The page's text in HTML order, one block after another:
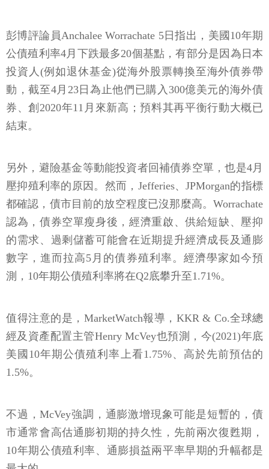
彭博評論員Anchalee Worrachate 5日指出，美國10年期
公債殖利率4月下跌最多20個基點，有部分是因為日本
投資人(例如退休基金)從海外股票轉換至海外債券帶
動，截至4月23日為止他們已購入300億美元的海外債
券、創2020年11月來新高；預料其再平衡行動大概已
結束。
另外，避險基金等動能投資者回補債券空單，也是4月
壓抑殖利率的原因。然而，Jefferies、JPMorgan的指標
都確認，債市目前的放空程度已沒那麼高。Worrachate
認為，債券空單瘦身後，經濟重啟、供給短缺、壓抑
的需求、過剩儲蓄可能會在近期提升經濟成長及通膨
數字，進而拉高5月的債券殖利率。經濟學家如今預
測，10年期公債殖利率將在Q2底攀升至1.71%。
值得注意的是，MarketWatch報導，KKR & Co.全球總
經及資產配置主管Henry McVey也預測，今(2021)年底
美國10年期公債殖利率上看1.75%、高於先前預估的
1.5%。
不過，McVey強調，通膨激增現象可能是短暫的，債
市通常會高估通膨初期的持久性，先前兩次復甦期，
10年期公債殖利率、通膨損益兩平率早期的升幅都是